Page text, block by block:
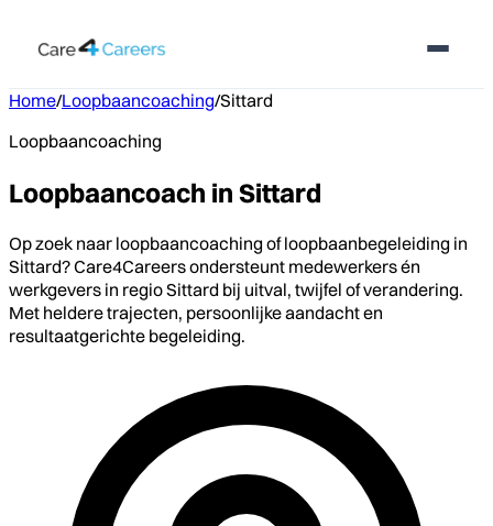
Home/Loopbaancoaching/Sittard
Loopbaancoaching
Loopbaancoach in Sittard
Op zoek naar loopbaancoaching of loopbaanbegeleiding in
Sittard? Care4Careers ondersteunt medewerkers én
werkgevers in regio Sittard bij uitval, twijfel of verandering.
Met heldere trajecten, persoonlijke aandacht en
resultaatgerichte begeleiding.